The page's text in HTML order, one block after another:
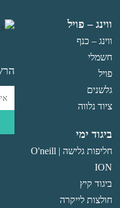
ווינג – פויל
ווינג – כנף
חשמלי
פויל
גלשנים
ציוד נלווה
ביגוד ימי
חליפות גלישה O'neill |
ION
ביגוד קיץ
חולצות לייקרה